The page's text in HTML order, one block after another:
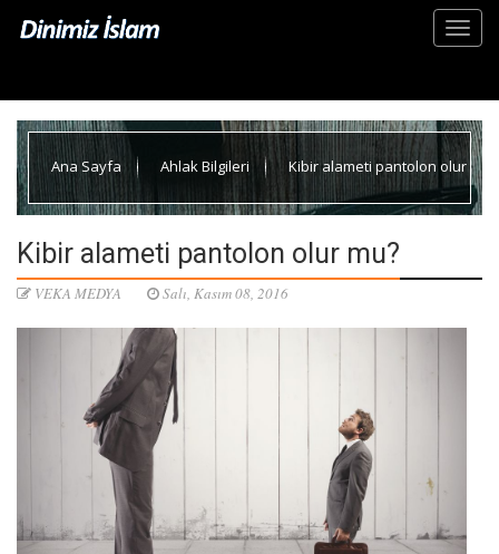
Ana Sayfa Ahlak Bilgileri Kibir alameti pantolon olur
Kibir alameti pantolon olur mu?
VEKA MEDYA Salı, Kasım 08, 2016